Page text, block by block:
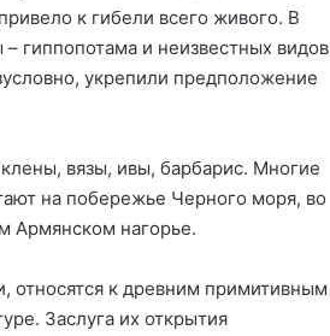
к гибели всего живого. В
гиппопотама и неизвестных видов
укрепили предположение
вязы, ивы, барбарис. Многие
на побережье Черного моря, во
Армянском нагорье.
к древним примитивным
Заслуга их открытия